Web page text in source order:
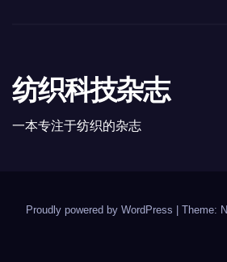
纺织科技杂志
一本专注于纺织的杂志
Proudly powered by WordPress Theme: